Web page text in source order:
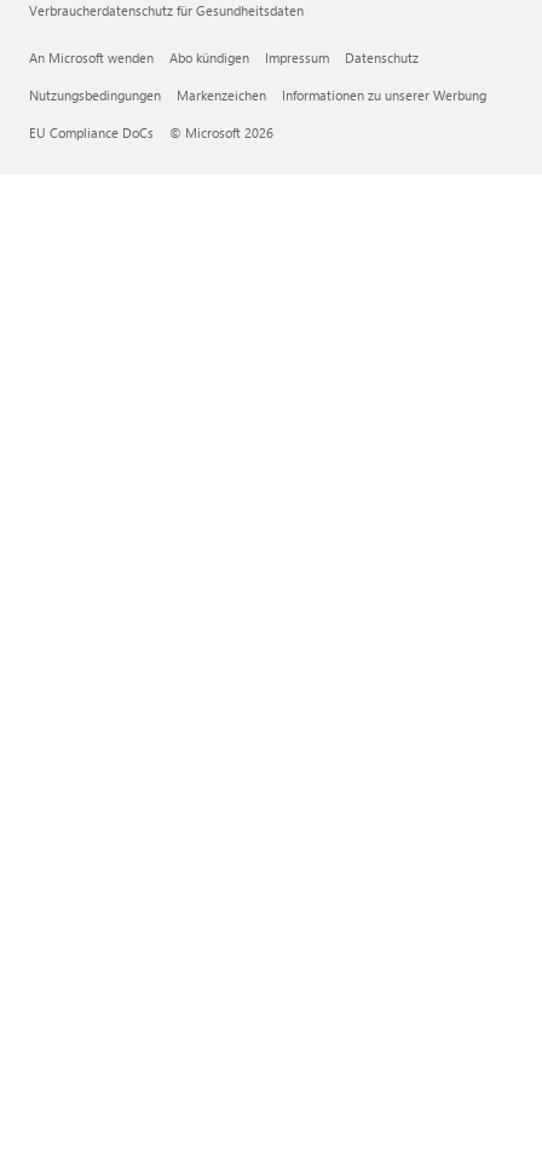
Verbraucherdatenschutz für Gesundheitsdaten
An Microsoft wenden Abo kündigen Impressum Datenschutz
Nutzungsbedingungen Markenzeichen Informationen zu unserer Werbung
EU Compliance DoCs © Microsoft 2026